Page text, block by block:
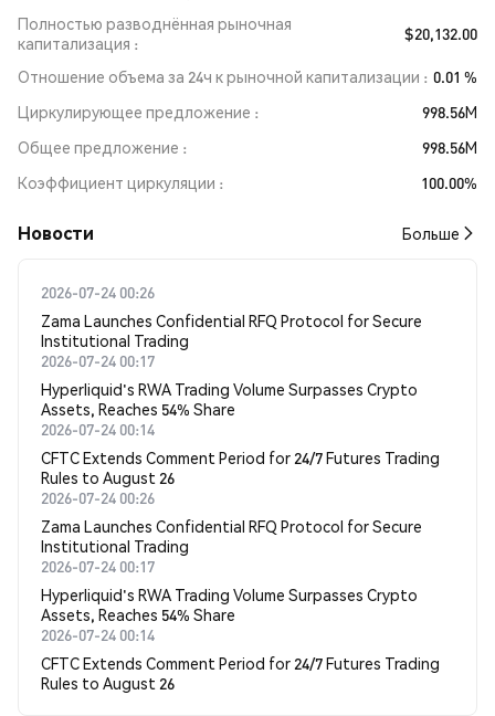
Полностью разводнённая рыночная
капитализация
$20,132.00
Отношение объема за 24ч к рыночной капитализации
0.01 %
Циркулирующее предложение
998.56M
Общее предложение
998.56M
Коэффициент циркуляции
100.00%
Новости Больше
2026-07-24 00:26
Zama Launches Confidential RFQ Protocol for Secure
Institutional Trading
2026-07-24 00:17
Hyperliquid's RWA Trading Volume Surpasses Crypto
Assets, Reaches 54% Share
2026-07-24 00:14
CFTC Extends Comment Period for 24/7 Futures Trading
Rules to August 26
2026-07-24 00:26
Zama Launches Confidential RFQ Protocol for Secure
Institutional Trading
2026-07-24 00:17
Hyperliquid's RWA Trading Volume Surpasses Crypto
Assets, Reaches 54% Share
2026-07-24 00:14
CFTC Extends Comment Period for 24/7 Futures Trading
Rules to August 26